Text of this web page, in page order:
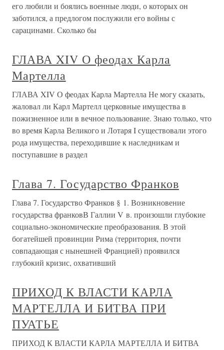
его любили и боялись военные люди, о которых он
заботился, а предлогом послужили его войны с
сарацинами. Сколько бы
ГЛАВА XIV О феодах Карла
Мартелла
ГЛАВА XIV О феодах Карла Мартелла Не могу сказать,
жаловал ли Карл Мартелл церковные имущества в
пожизненное или в вечное пользование. Знаю только, что
во время Карла Великого и Лотаря I существовали этого
рода имущества, переходившие к наследникам и
поступавшие в раздел
Глава 7. Государство Франков
Глава 7. Государство Франков § 1. Возникновение
государства франковВ Галлии V в. произошли глубокие
социально-экономические преобразования. В этой
богатейшей провинции Рима (территория, почти
совпадающая с нынешней Францией) проявился
глубокий кризис, охвативший
ПРИХОД К ВЛАСТИ КАРЛА
МАРТЕЛЛА И БИТВА ПРИ
ПУАТЬЕ
ПРИХОД К ВЛАСТИ КАРЛА МАРТЕЛЛА И БИТВА